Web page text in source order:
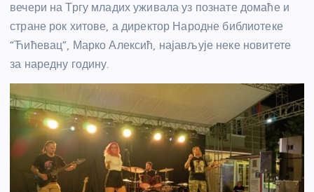
вечери на Тргу младих уживала уз познате домаће и
стране рок хитове, а директор Народне библиотеке
“Ћићевац”, Марко Алексић, најављује неке новитете
за наредну годину.